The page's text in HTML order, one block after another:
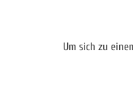
Um sich zu